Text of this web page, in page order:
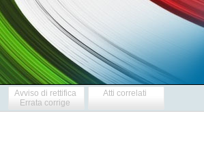
Avviso di rettifica
Errata corrige
Atti correlati